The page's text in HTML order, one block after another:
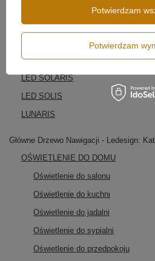
LED ORBIT S NO.4
LED RECTA
LED SOLARIS
LED SOLIS
LUNARIS
Główne Drzewo Nawigacji - Ledesign:
OŚWIETLENIE DO DOMU
Oświetlenie do salonu
Oświetlenie do kuchni
Oświetlenie do jadalni
Oświetlenie do sypialni
Oświetlenie do przedpokoju
Potwierdzam
Potwierdzam